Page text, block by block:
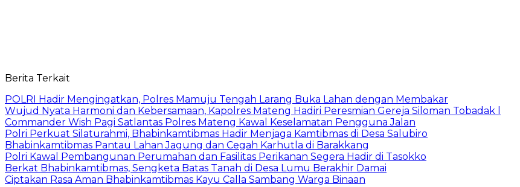
Berita Terkait
POLRI Hadir Mengingatkan, Polres Mamuju Tengah Larang Buka Lahan dengan Membakar
Wujud Nyata Harmoni dan Kebersamaan, Kapolres Mateng Hadiri Peresmian Gereja Siloman Tobadak l
Commander Wish Pagi Satlantas Polres Mateng Kawal Keselamatan Pengguna Jalan
Polri Perkuat Silaturahmi, Bhabinkamtibmas Hadir Menjaga Kamtibmas di Desa Salubiro
Bhabinkamtibmas Pantau Lahan Jagung dan Cegah Karhutla di Barakkang
Polri Kawal Pembangunan Perumahan dan Fasilitas Perikanan Segera Hadir di Tasokko
Berkat Bhabinkamtibmas, Sengketa Batas Tanah di Desa Lumu Berakhir Damai
Ciptakan Rasa Aman Bhabinkamtibmas Kayu Calla Sambang Warga Binaan